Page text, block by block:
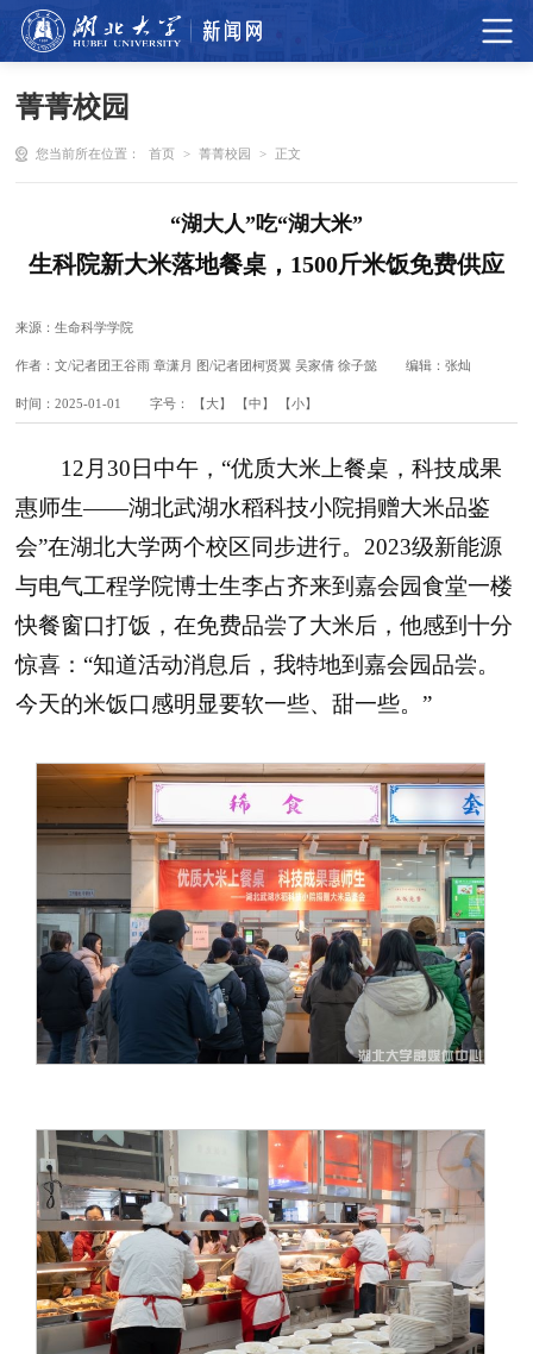
菁菁校园
您当前所在位置： 首页 > 菁菁校园 > 正文
“湖大人”吃“湖大米”
生科院新大米落地餐桌，1500斤米饭免费供应
来源：生命科学学院
作者：文/记者团王谷雨 章潇月 图/记者团柯贤翼 吴家倩 徐子懿 编辑：张灿
时间：2025-01-01 字号： 【大】 【中】 【小】
12月30日中午，“优质大米上餐桌，科技成果
惠师生——湖北武湖水稻科技小院捐赠大米品鉴
会”在湖北大学两个校区同步进行。2023级新能源
与电气工程学院博士生李占齐来到嘉会园食堂一楼
快餐窗口打饭，在免费品尝了大米后，他感到十分
惊喜：“知道活动消息后，我特地到嘉会园品尝。
今天的米饭口感明显要软一些、甜一些。”